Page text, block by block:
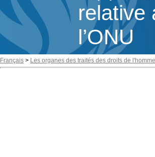
relative
l’ONU
Français > Les organes des traités des droits de l'homme